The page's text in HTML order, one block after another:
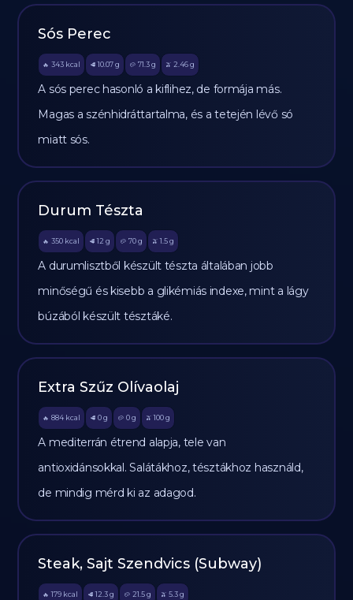
Sós Perec
🔥 343 kcal 🥩 10.07 g 🥔 71.3g 🫒 2.46 g
A sós perec hasonló a kiflihez, de formája más.
Magas a szénhidráttartalma, és a tetején lévő só
miatt sós.
Durum Tészta
🔥 350 kcal 🥩 12 g 🥔 70g 🫒 1.5 g
A durumlisztből készült tészta általában jobb
minőségű és kisebb a glikémiás indexe, mint a lágy
búzából készült tésztáké.
Extra Szűz Olívaolaj
🔥 884 kcal 🥩 0 g 🥔 0g 🫒 100 g
A mediterrán étrend alapja, tele van
antioxidánsokkal. Salátákhoz, tésztákhoz használd,
de mindig mérd ki az adagod.
Steak, Sajt Szendvics (Subway)
🔥 179 kcal 🥩 12.3 g 🥔 21.5g 🫒 5.3 g